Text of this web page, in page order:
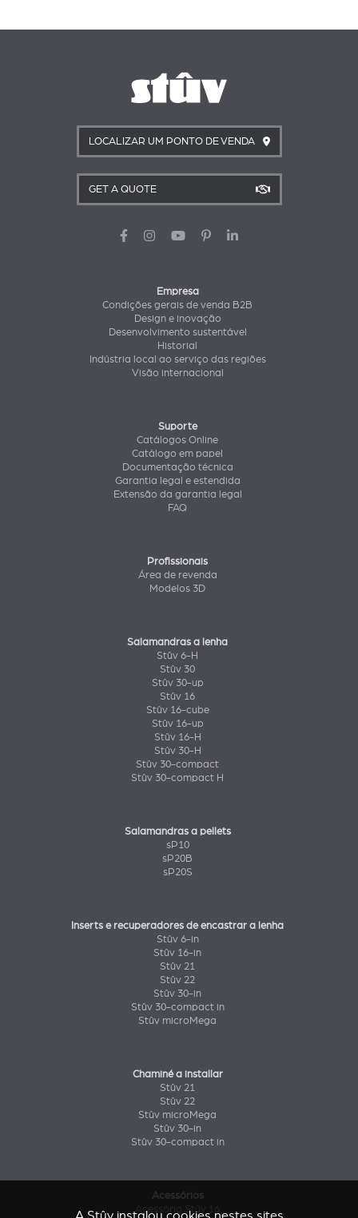
LOCALIZAR UM PONTO DE VENDA
GET A QUOTE
Empresa
Condições gerais de venda B2B
Design e inovação
Desenvolvimento sustentável
Historial
Indústria local ao serviço das regiões
Visão internacional
Suporte
Catálogos Online
Catálogo em papel
Documentação técnica
Garantia legal e estendida
Extensão da garantia legal
FAQ
Profissionais
Área de revenda
Modelos 3D
Salamandras a lenha
Stûv 6-H
Stûv 30
Stûv 30-up
Stûv 16
Stûv 16-cube
Stûv 16-up
Stûv 16-H
Stûv 30-H
Stûv 30-compact
Stûv 30-compact H
Salamandras a pellets
sP10
sP20B
sP20S
Inserts e recuperadores de encastrar a lenha
Stûv 6-in
Stûv 16-in
Stûv 21
Stûv 22
Stûv 30-in
Stûv 30-compact in
Stûv microMega
Chaminé a installar
Stûv 21
Stûv 22
Stûv microMega
Stûv 30-in
Stûv 30-compact in
Acessórios
Acessório Stûv 16